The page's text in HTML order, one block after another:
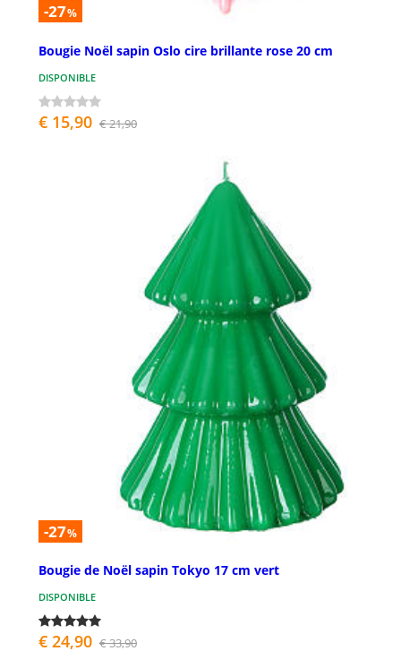
-27%
Bougie Noël sapin Oslo cire brillante rose 20 cm
DISPONIBLE
€ 15,90 € 21,90
-27%
Bougie de Noël sapin Tokyo 17 cm vert
DISPONIBLE
€ 24,90 € 33,90